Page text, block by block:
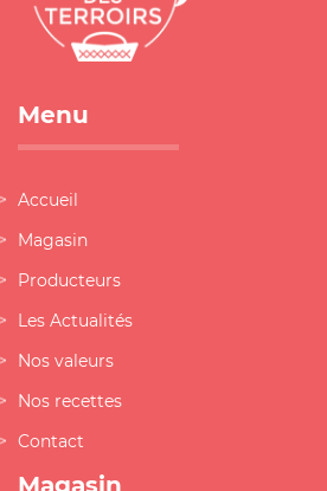
Menu
Accueil
Magasin
Producteurs
Les Actualités
Nos valeurs
Nos recettes
Contact
Magasin